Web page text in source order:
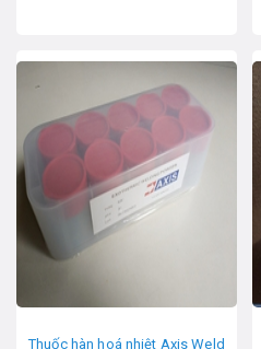
Thuốc hàn hoá nhiệt Axis Weld